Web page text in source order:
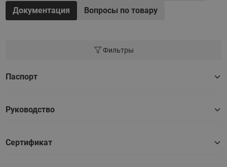
Документация
Вопросы по товару
Фильтры
Паспорт
Руководство
Сертификат